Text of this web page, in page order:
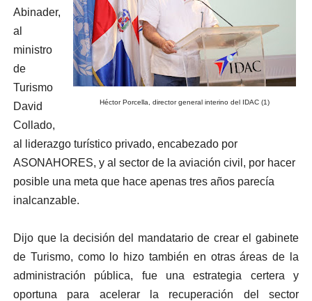
Héctor Porcella, director general interino del IDAC (1)
Abinader,
al
ministro
de
Turismo
David
Collado,
al liderazgo turístico privado, encabezado por
ASONAHORES, y al sector de la aviación civil, por hacer
posible una meta que hace apenas tres años parecía
inalcanzable.
Dijo que la decisión del mandatario de crear el gabinete
de Turismo, como lo hizo también en otras áreas de la
administración pública, fue una estrategia certera y
oportuna para acelerar la recuperación del sector